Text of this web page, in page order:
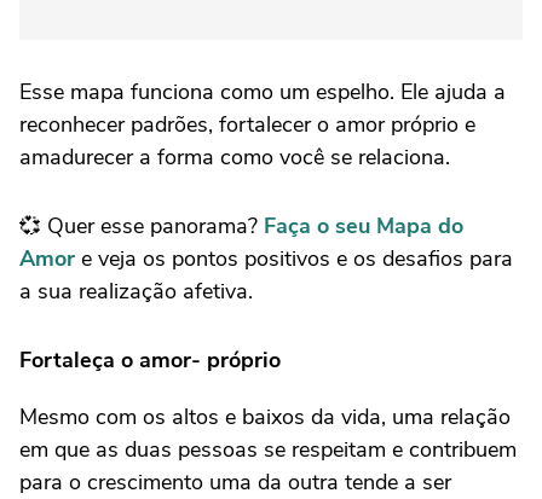
Esse mapa funciona como um espelho. Ele ajuda a
reconhecer padrões, fortalecer o amor próprio e
amadurecer a forma como você se relaciona.
💞 Quer esse panorama? Faça o seu Mapa do
Amor e veja os pontos positivos e os desafios para
a sua realização afetiva.
Fortaleça o amor- próprio
Mesmo com os altos e baixos da vida, uma relação
em que as duas pessoas se respeitam e contribuem
para o crescimento uma da outra tende a ser